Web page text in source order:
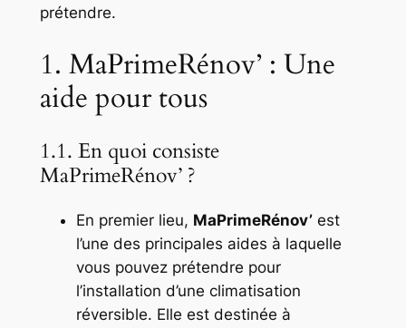
prétendre.
1. MaPrimeRénov’ : Une
aide pour tous
1.1. En quoi consiste
MaPrimeRénov’ ?
En premier lieu, MaPrimeRénov’est
l’une des principales aides à laquelle
vous pouvez prétendre pour
l’installation d’une climatisation
réversible. Elle est destinée à